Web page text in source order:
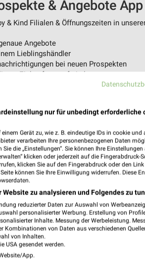
& Angebote App
& Kind Filialen & Öffnungszeiten in
Angebote
Lieblingshändler
bei neuen Prospekten
- Einkauf stressfrei planen
nur für unbedingt erforderliche
Gerät zu, wie z. B. eindeutige IDs in cookie und
verarbeiten Ihre personenbezogenen Daten
die „Einstellungen“. Sie können Ihre Einstellungen
klicken oder jederzeit auf die Fingerabdruck-
klicken Sie auf den Fingerabdruck oder den
können Sie Ihre Einwilligung widerrufen. Diese
zu analysieren und Folgendes zu
reduzierter Daten zur Auswahl von
personalisierter Werbung. Erstellung von
Inhalte. Messung der Werbeleistung.
von Daten aus verschiedenen
von Inhalten.
USA gesendet werden.
App.